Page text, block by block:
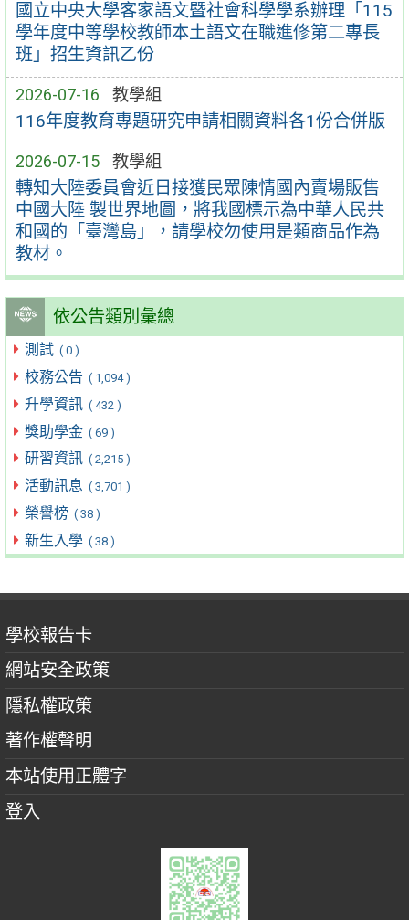
國立中央大學客家語文暨社會科學學系辦理「115
學年度中等學校教師本土語文在職進修第二專長
班」招生資訊乙份
2026-07-16 教學組
116年度教育專題研究申請相關資料各1份合併版
2026-07-15 教學組
轉知大陸委員會近日接獲民眾陳情國內賣場販售
中國大陸 製世界地圖，將我國標示為中華人民共
和國的「臺灣島」，請學校勿使用是類商品作為
教材。
依公告類別彙總
測試 ( 0 )
校務公告 ( 1,094 )
升學資訊 ( 432 )
獎助學金 ( 69 )
研習資訊 ( 2,215 )
活動訊息 ( 3,701 )
榮譽榜 ( 38 )
新生入學 ( 38 )
學校報告卡
網站安全政策
隱私權政策
著作權聲明
本站使用正體字
登入